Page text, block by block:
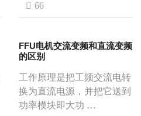
66
FFU电机交流变频和直流变频
的区别
工作原理是把工频交流电转
换为直流电源，并把它送到
功率模块即大功 …